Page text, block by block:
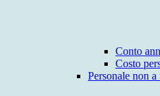
Conto
Costo
Personale non